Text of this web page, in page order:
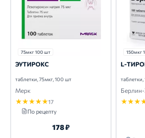
75мкг 100 шт
ЭУТИРОКС
таблетки, 75мкг, 100 шт
Мерк
★★★★★17
По рецепту
178 ₽
150мкг
L-
★★★